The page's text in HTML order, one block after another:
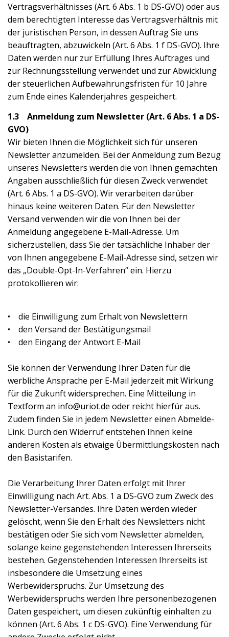
Vertragsverhältnisses (Art. 6 Abs. 1 b DS-GVO) oder aus
dem berechtigten Interesse das Vertragsverhältnis mit
der juristischen Person, in dessen Auftrag Sie uns
beauftragten, abzuwickeln (Art. 6 Abs. 1 f DS-GVO). Ihre
Daten werden nur zur Erfüllung Ihres Auftrages und
zur Rechnungsstellung verwendet und zur Abwicklung
der steuerlichen Aufbewahrungsfristen für 10 Jahre
zum Ende eines Kalenderjahres gespeichert.
1.3 Anmeldung zum Newsletter (Art. 6 Abs. 1 a DS-
GVO)
Wir bieten Ihnen die Möglichkeit sich für unseren
Newsletter anzumelden. Bei der Anmeldung zum Bezug
unseres Newsletters werden die von Ihnen gemachten
Angaben ausschließlich für diesen Zweck verwendet
(Art. 6 Abs. 1 a DS-GVO). Wir verarbeiten darüber
hinaus keine weiteren Daten. Für den Newsletter
Versand verwenden wir die von Ihnen bei der
Anmeldung angegebene E-Mail-Adresse. Um
sicherzustellen, dass Sie der tatsächliche Inhaber der
von Ihnen angegebene E-Mail-Adresse sind, setzen wir
das „Double-Opt-In-Verfahren“ ein. Hierzu
protokollieren wir:
• die Einwilligung zum Erhalt von Newslettern
• den Versand der Bestätigungsmail
• den Eingang der Antwort E-Mail
Sie können der Verwendung Ihrer Daten für die
werbliche Ansprache per E-Mail jederzeit mit Wirkung
für die Zukunft widersprechen. Eine Mitteilung in
Textform an info@uriot.de oder reicht hierfür aus.
Zudem finden Sie in jedem Newsletter einen Abmelde-
Link. Durch den Widerruf entstehen Ihnen keine
anderen Kosten als etwaige Übermittlungskosten nach
den Basistarifen.
Die Verarbeitung Ihrer Daten erfolgt mit Ihrer
Einwilligung nach Art. Abs. 1 a DS-GVO zum Zweck des
Newsletter-Versandes. Ihre Daten werden wieder
gelöscht, wenn Sie den Erhalt des Newsletters nicht
bestätigen oder Sie sich vom Newsletter abmelden,
solange keine gegenstehenden Interessen Ihrerseits
bestehen. Gegenstehenden Interessen Ihrerseits ist
insbesondere die Umsetzung eines
Werbewiderspruchs. Zur Umsetzung des
Werbewiderspruchs werden Ihre personenbezogenen
Daten gespeichert, um diesen zukünftig einhalten zu
können (Art. 6 Abs. 1 c DS-GVO). Eine Verwendung für